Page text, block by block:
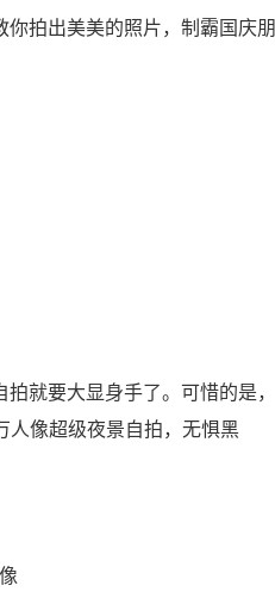
拍出美美的照片，制霸国庆朋
就要大显身手了。可惜的是，
人像超级夜景自拍，无惧黑